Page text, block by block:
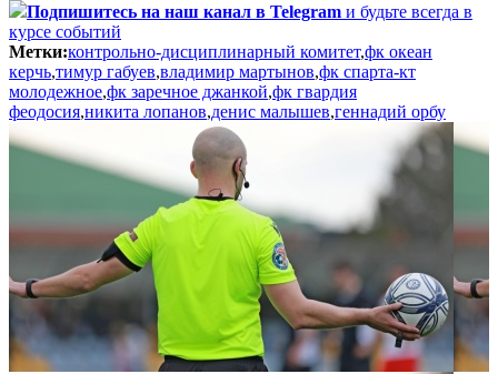
Подпишитесь на наш канал в Telegram и будьте всегда в
курсе событий
Метки:контрольно-дисциплинарный комитет,фк океан
керчь,тимур габуев,владимир мартынов,фк спарта-кт
молодежное,фк заречное джанкой,фк гвардия
феодосия,никита лопанов,денис малышев,геннадий орбу